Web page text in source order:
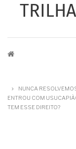
NUNCA
ENTROU COM
TEM ESSE DIREITO?